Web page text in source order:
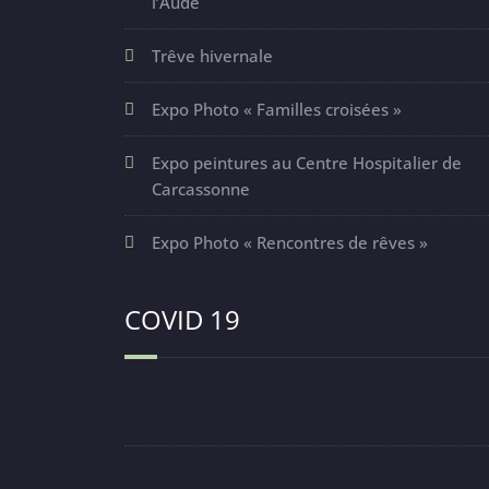
Trêve hivernale
Expo Photo « Familles croisées »
Expo peintures au Centre Hospitalier de
Carcassonne
Expo Photo « Rencontres de rêves »
COVID 19